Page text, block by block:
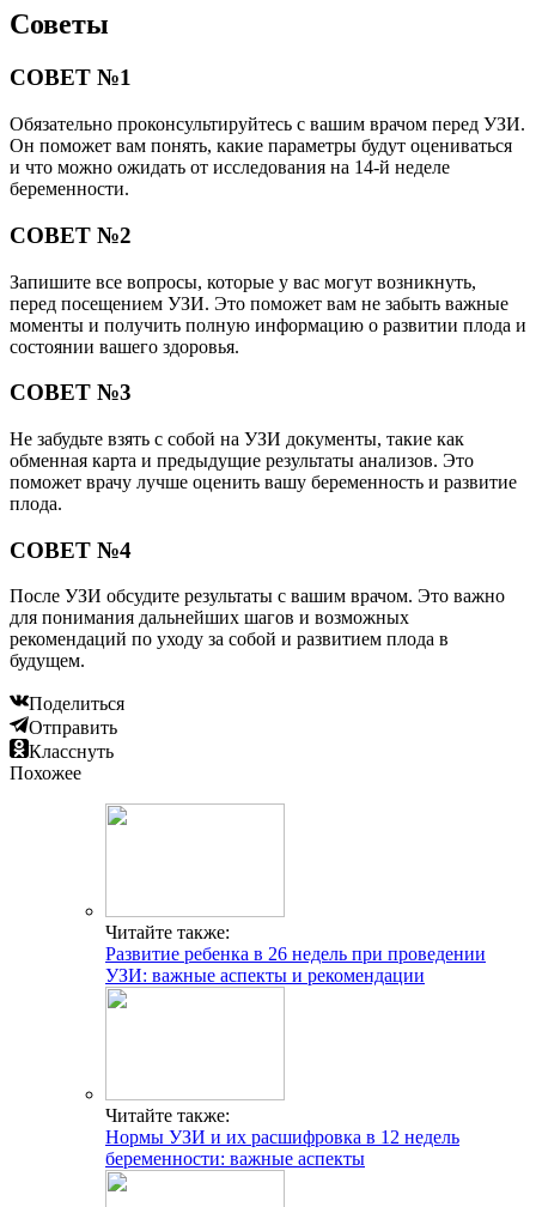
Советы
СОВЕТ №1
Обязательно проконсультируйтесь с вашим врачом перед УЗИ.
Он поможет вам понять, какие параметры будут оцениваться
и что можно ожидать от исследования на 14-й неделе
беременности.
СОВЕТ №2
Запишите все вопросы, которые у вас могут возникнуть,
перед посещением УЗИ. Это поможет вам не забыть важные
моменты и получить полную информацию о развитии плода и
состоянии вашего здоровья.
СОВЕТ №3
Не забудьте взять с собой на УЗИ документы, такие как
обменная карта и предыдущие результаты анализов. Это
поможет врачу лучше оценить вашу беременность и развитие
плода.
СОВЕТ №4
После УЗИ обсудите результаты с вашим врачом. Это важно
для понимания дальнейших шагов и возможных
рекомендаций по уходу за собой и развитием плода в
будущем.
Поделиться
Отправить
Класснуть
Похожее
Читайте также:
Развитие ребенка в 26 недель при проведении
УЗИ: важные аспекты и рекомендации
Читайте также:
Нормы УЗИ и их расшифровка в 12 недель
беременности: важные аспекты